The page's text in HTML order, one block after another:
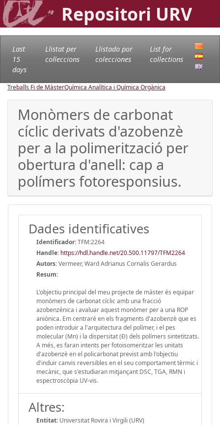
Repositori URV
Last
15
days
Llistat per
col·leccions
Llistado por
colecciones
List for
collections
Treballs Fi de MàsterQuímica Analítica i Química Orgànica
Monòmers de carbonat
cíclic derivats d'azobenzè
per a la polimerització per
obertura d'anell: cap a
polímers fotoresponsius.
Dades identificatives
Identificador:TFM:2264
Handle: https://hdl.handle.net/20.500.11797/TFM2264
Autors:Vermeer, Ward Adrianus Cornalis Gerardus
Resum:
L'objectiu principal del meu projecte de màster és equipar
monòmers de carbonat cíclic amb una fracció
azobenzènica i avaluar aquest monòmer per a una ROP
aniònica. Em centraré en els fragments d'azobenzè que es
poden introduir a l'arquitectura del polímer, i el pes
molecular (Mn) i la dispersitat (Ð) dels polímers sintetitzats.
A més, es faran intents per fotoisomeritzar les unitats
d'azobenzè en el policarbonat previst amb l'objectiu
d'induir canvis reversibles en el seu comportament tèrmic i
mecànic, que s'estudiaran mitjançant DSC, TGA, RMN i
espectroscòpia UV-vis.
Altres:
Entitat: Universitat Rovira i Virgili (URV)